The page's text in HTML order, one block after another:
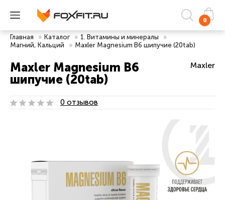
0
Главная » Каталог » 1. Витамины и минералы
»
Магний, Кальций
» Maxler Magnesium B6 шипучие (20tab)
Maxler Magnesium B6
шипучие (20tab)
Maxler
0 отзывов